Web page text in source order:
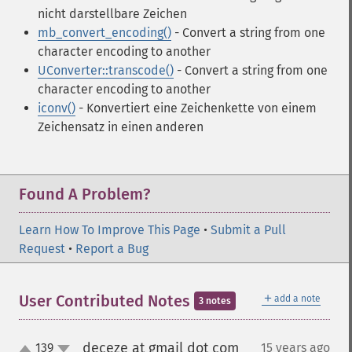
nicht darstellbare Zeichen
mb_convert_encoding() - Convert a string from one
character encoding to another
UConverter::transcode() - Convert a string from one
character encoding to another
iconv() - Konvertiert eine Zeichenkette von einem
Zeichensatz in einen anderen
Found A Problem?
Learn How To Improve This Page • Submit a Pull
Request • Report a Bug
＋ add a note
User Contributed Notes 3 notes
139 deceze at gmail dot com 15 years ago